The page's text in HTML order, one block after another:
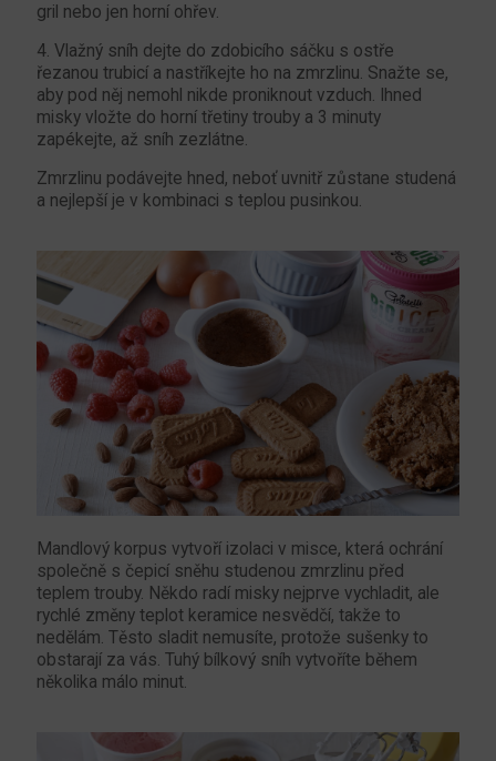
gril nebo jen horní ohřev.
4. Vlažný sníh dejte do zdobicího sáčku s ostře
řezanou trubicí a nastříkejte ho na zmrzlinu. Snažte se,
aby pod něj nemohl nikde proniknout vzduch. Ihned
misky vložte do horní třetiny trouby a 3 minuty
zapékejte, až sníh zezlátne.
Zmrzlinu podávejte hned, neboť uvnitř zůstane studená
a nejlepší je v kombinaci s teplou pusinkou.
Mandlový korpus vytvoří izolaci v misce, která ochrání
společně s čepicí sněhu studenou zmrzlinu před
teplem trouby. Někdo radí misky nejprve vychladit, ale
rychlé změny teplot keramice nesvědčí, takže to
nedělám. Těsto sladit nemusíte, protože sušenky to
obstarají za vás. Tuhý bílkový sníh vytvoříte během
několika málo minut.